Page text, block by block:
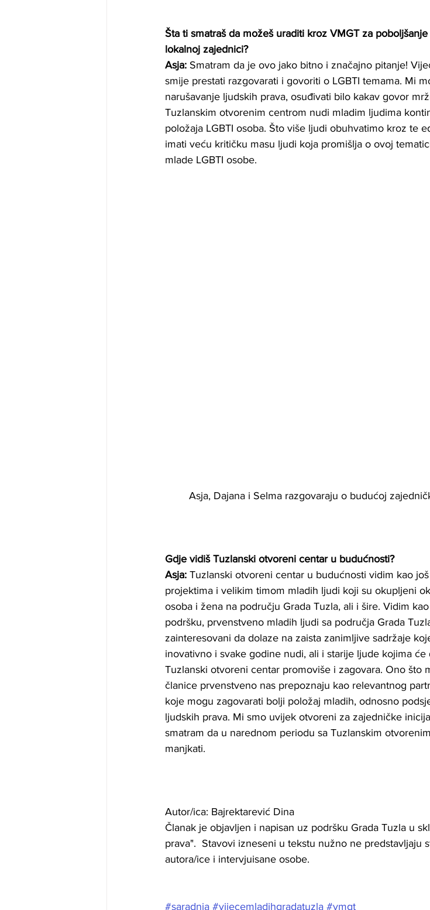
Šta ti smatraš da možeš uraditi kroz VMGT za
lokalnoj zajednici?
Asja: Smatram da je ovo jako bitno i značajno pitanje!
smije prestati razgovarati i govoriti o LGBTI temama. Mi
narušavanje ljudskih prava, osuđivati bilo kakav govor
Tuzlanskim otvorenim centrom nudi mladim ljudima
položaja LGBTI osoba. Što više ljudi obuhvatimo kroz te
imati veću kritičku masu ljudi koja promišlja o ovoj
mlade LGBTI osobe.
Asja, Dajana i Selma razgovaraju o budućoj
Gdje vidiš Tuzlanski otvoreni centar u budućnosti?
Asja: Tuzlanski otvoreni centar u budućnosti vidim kao
projektima i velikim timom mladih ljudi koji su okupljeni
osoba i žena na području Grada Tuzla, ali i šire. Vidim
podršku, prvenstveno mladih ljudi sa područja Grada
zainteresovani da dolaze na zaista zanimljive sadržaje
inovativno i svake godine nudi, ali i starije ljude kojima
Tuzlanski otvoreni centar promoviše i zagovara. Ono što
članice prvenstveno nas prepoznaju kao relevantnog
koje mogu zagovarati bolji položaj mladih, odnosno
ljudskih prava. Mi smo uvijek otvoreni za zajedničke
smatram da u narednom periodu sa Tuzlanskim
manjkati.
Autor/ica: Bajrektarević Dina
Članak je objavljen i napisan uz podršku Grada Tuzla u
prava".  Stavovi izneseni u tekstu nužno ne predstavljaju
autora/ice i intervjuisane osobe.
#saradnja #vijecemladihgradatuzla #vmgt